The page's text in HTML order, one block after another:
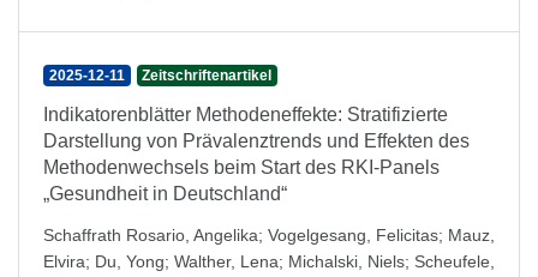
2025-12-11 Zeitschriftenartikel
Indikatorenblätter Methodeneffekte: Stratifizierte
Darstellung von Prävalenztrends und Effekten des
Methodenwechsels beim Start des RKI-Panels
„Gesundheit in Deutschland“
Schaffrath Rosario, Angelika; Vogelgesang, Felicitas; Mauz,
Elvira; Du, Yong; Walther, Lena; Michalski, Niels; Scheufele,